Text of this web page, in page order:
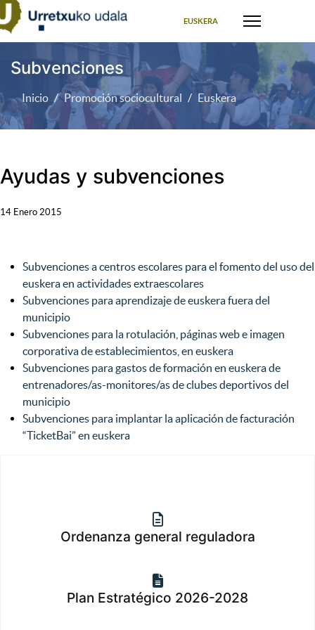
EUSKERA
Subvenciones
Inicio Promoción sociocultural Euskera
Ayudas y subvenciones
14 Enero 2015
Subvenciones a centros escolares para el fomento del uso del
euskera en actividades extraescolares
Subvenciones para aprendizaje de euskera fuera del
municipio
Subvenciones para la rotulación, páginas web e imagen
corporativa de establecimientos, en euskera
Subvenciones para gastos de formación en euskera de
entrenadores/as-monitores/as de clubes deportivos del
municipio
Subvenciones para implantar la aplicación de facturación
“TicketBai” en euskera
Ordenanza general reguladora
Plan Estratégico 2026-2028